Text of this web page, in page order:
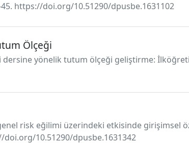
https://doi.org/10.51290/dpusbe.1631102
Ölçeği
dersine yönelik tutum ölçeği geliştirme:
risk eğilimi üzerindeki etkisinde girişimsel
doi.org/10.51290/dpusbe.1631342